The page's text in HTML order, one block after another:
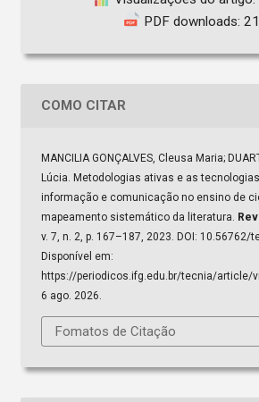
PDF downloads:
COMO CITAR
MANCILIA GONÇALVES, Cleusa Maria;
Lúcia. Metodologias ativas e as
informação e comunicação no ensino de
mapeamento sistemático da literatura.
v. 7, n. 2, p. 167–187, 2023. DOI: 10.56762/
Disponível em:
https://periodicos.ifg.edu.br/tecnia/article/
6 ago. 2026.
Fomatos de Citação